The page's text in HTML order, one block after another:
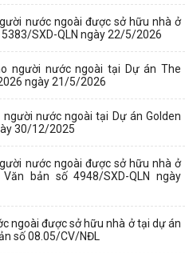
nước ngoài được sở hữu nhà ở
SXD-QLN ngày 22/5/2026
người nước ngoài tại Dự án The
ngày 21/5/2026
nước ngoài tại Dự án Golden
30/12/2025
nước ngoài được sở hữu nhà ở
bản số 4948/SXD-QLN ngày
ngoài được sở hữu nhà ở tại dự án
số 08.05/CV/NĐL